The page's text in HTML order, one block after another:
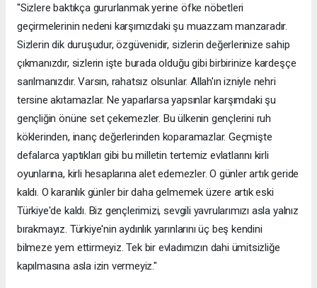
"Sizlere baktıkça gururlanmak yerine öfke nöbetleri
geçirmelerinin nedeni karşımızdaki şu muazzam manzaradır.
Sizlerin dik duruşudur, özgüvenidir, sizlerin değerlerinize sahip
çıkmanızdır, sizlerin işte burada olduğu gibi birbirinize kardeşçe
sarılmanızdır. Varsın, rahatsız olsunlar. Allah'ın izniyle nehri
tersine akıtamazlar. Ne yaparlarsa yapsınlar karşımdaki şu
gençliğin önüne set çekemezler. Bu ülkenin gençlerini ruh
köklerinden, inanç değerlerinden koparamazlar. Geçmişte
defalarca yaptıkları gibi bu milletin tertemiz evlatlarını kirli
oyunlarına, kirli hesaplarına alet edemezler. O günler artık geride
kaldı. O karanlık günler bir daha gelmemek üzere artık eski
Türkiye'de kaldı. Biz gençlerimizi, sevgili yavrularımızı asla yalnız
bırakmayız. Türkiye'nin aydınlık yarınlarını üç beş kendini
bilmeze yem ettirmeyiz. Tek bir evladımızın dahi ümitsizliğe
kapılmasına asla izin vermeyiz."